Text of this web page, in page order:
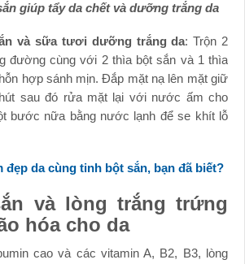
giúp tẩy da chết và dưỡng trắng da
và sữa tươi dưỡng trắng da: Trộn 2
đường cùng với 2 thìa bột sắn và 1 thìa
hợp sánh mịn. Đắp mặt nạ lên mặt giữ
sau đó rửa mặt lại với nước ấm cho
bước nữa bằng nước lạnh để se khít lỗ
đẹp da cùng tinh bột sắn, bạn đã biết?
và lòng trắng trứng
hóa cho da
cao và các vitamin A, B2, B3, lòng